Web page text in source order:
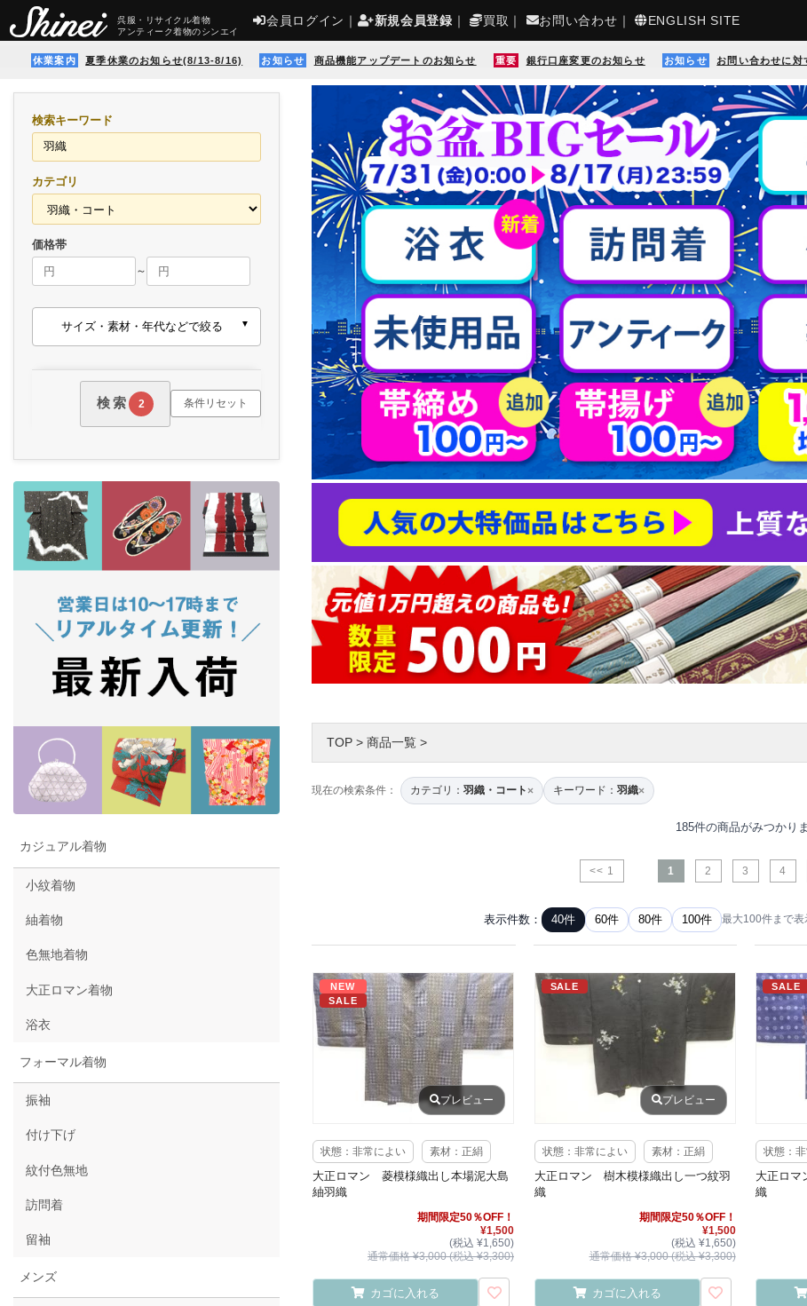
呉服・リサイクル着物
アンティーク着物のシンエイ
会員ログイン ｜ 新規会員登録 ｜ 買取 ｜ お問い合わせ ｜ ENGLISH SITE
休業案内 夏季休業のお知らせ(8/13-8/16) お知らせ 商品機能アップデートのお知らせ 重要 銀行口座変更のお知らせ お知らせ お問い合わせに対
検索キーワード
カテゴリ
価格帯
～
サイズ・素材・年代などで絞る
検索 2 条件リセット
カジュアル着物
小紋着物
紬着物
色無地着物
大正ロマン着物
浴衣
フォーマル着物
振袖
付け下げ
紋付色無地
訪問着
留袖
メンズ
TOP > 商品一覧 >
現在の検索条件： カテゴリ： 羽織・コート× キーワード： 羽織×
185件の商品がみつかり
<< 1 1 2 3 4
表示件数： 40件 60件 80件 100件 最大100件まで表
NEW
SALE
プレビュー
状態：非常によい 素材：正絹
大正ロマン 菱模様織出し本場泥大島
紬羽織
期間限定50％OFF！
¥1,500
(税込 ¥1,650)
通常価格 ¥3,000 (税込 ¥3,300)
カゴに入れる
SALE
プレビュー
状態：非常によい 素材：正絹
大正ロマン 樹木模様織出し一つ紋羽
織
期間限定50％OFF！
¥1,500
(税込 ¥1,650)
通常価格 ¥3,000 (税込 ¥3,300)
カゴに入れる
SALE
状態：
大正ロマ
織